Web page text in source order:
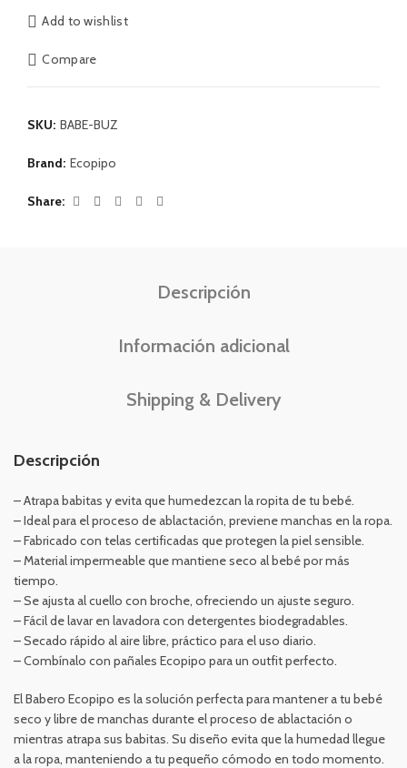
Add to wishlist
Compare
SKU: BABE-BUZ
Brand: Ecopipo
Share
Descripción
Información adicional
Shipping & Delivery
Descripción
– Atrapa babitas y evita que humedezcan la ropita de tu bebé.
– Ideal para el proceso de ablactación, previene manchas en la ropa.
– Fabricado con telas certificadas que protegen la piel sensible.
– Material impermeable que mantiene seco al bebé por más
tiempo.
– Se ajusta al cuello con broche, ofreciendo un ajuste seguro.
– Fácil de lavar en lavadora con detergentes biodegradables.
– Secado rápido al aire libre, práctico para el uso diario.
– Combínalo con pañales Ecopipo para un outfit perfecto.
El Babero Ecopipo es la solución perfecta para mantener a tu bebé
seco y libre de manchas durante el proceso de ablactación o
mientras atrapa sus babitas. Su diseño evita que la humedad llegue
a la ropa, manteniendo a tu pequeño cómodo en todo momento.